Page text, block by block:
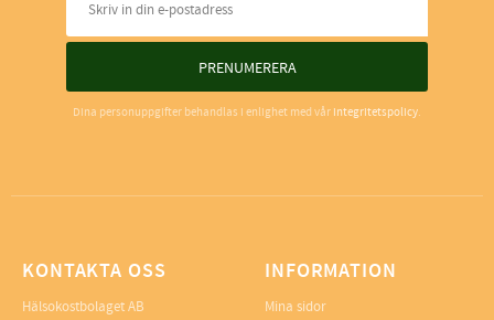
PRENUMERERA
Dina personuppgifter behandlas i enlighet med vår integritetspolicy.
KONTAKTA OSS
Hälsokostbolaget AB
INFORMATION
Mina sidor